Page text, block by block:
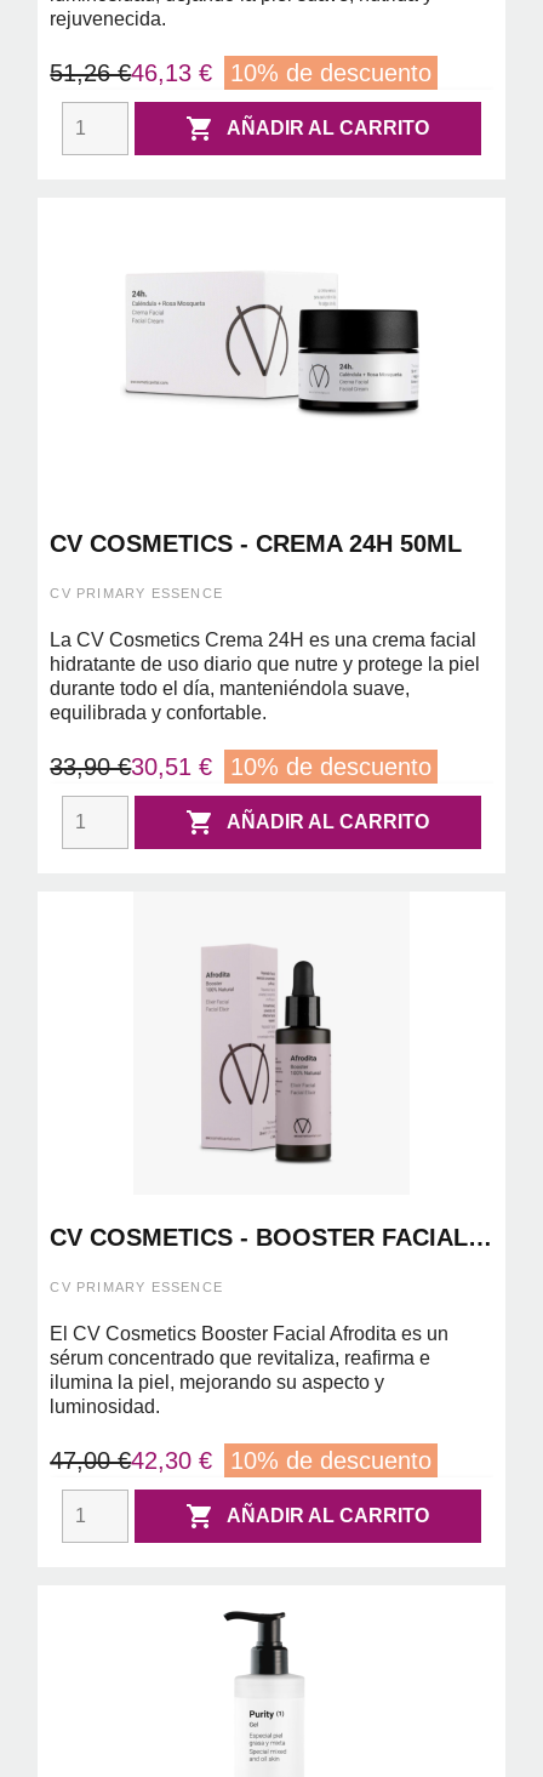
rejuvenecida.
51,26 €46,13 € 10% de descuento
 AÑADIR AL CARRITO
CV COSMETICS - CREMA 24H 50ML
CV PRIMARY ESSENCE
La CV Cosmetics Crema 24H es una crema facial
hidratante de uso diario que nutre y protege la piel
durante todo el día, manteniéndola suave,
equilibrada y confortable.
33,90 €30,51 € 10% de descuento
 AÑADIR AL CARRITO
CV COSMETICS - BOOSTER FACIAL
CV PRIMARY ESSENCE
El CV Cosmetics Booster Facial Afrodita es un
sérum concentrado que revitaliza, reafirma e
ilumina la piel, mejorando su aspecto y
luminosidad.
47,00 €42,30 € 10% de descuento
 AÑADIR AL CARRITO